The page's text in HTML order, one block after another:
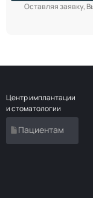
Оставляя заявку,
Центр имплантации
и стоматологии
Пациентам